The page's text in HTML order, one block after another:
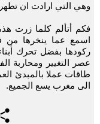
وهي التي ارادت ان
فكم أتألم كلما زرت
اسمع عما ينخرها من
ركودها بفضل تحرك
عصر التغيير ومحاربة
طاقات عملا بالمبدئ
الى مغرب يسع الجميع.